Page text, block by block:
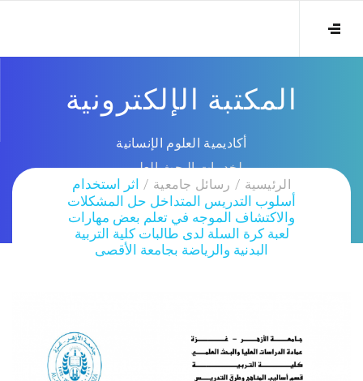
المكتبة الإلكترونية
أكاديمية العلوم الإنسانية
لخدمات البحث العلمي
الرئيسية
رسائل جامعية
اثر استخدام
أسلوب التدريس المتداخل حل المشكلات
والاكتشاف الموجه في تعلم بعض مهارات
لعبة كرة السلة لدى طالبات كلية التربية
البدنية والرياضة بجامعة الأقصى